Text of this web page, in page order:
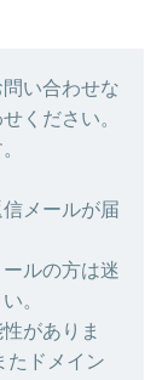
い合わせな
ください。
メールが届
ルの方は迷
。
がありま
たドメイン